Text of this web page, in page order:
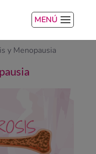
MENÚ
y Menopausia